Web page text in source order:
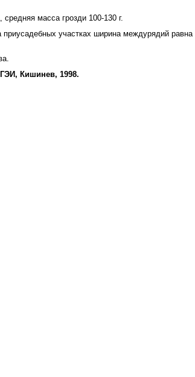
масса грозди 100-130 г.
участках ширина междурядий равна
Кишинев, 1998.